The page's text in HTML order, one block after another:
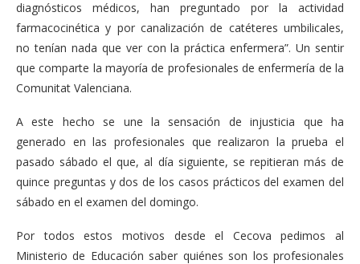
diagnósticos médicos, han preguntado por la actividad
farmacocinética y por canalización de catéteres umbilicales,
no tenían nada que ver con la práctica enfermera”. Un sentir
que comparte la mayoría de profesionales de enfermería de la
Comunitat Valenciana.
A este hecho se une la sensación de injusticia que ha
generado en las profesionales que realizaron la prueba el
pasado sábado el que, al día siguiente, se repitieran más de
quince preguntas y dos de los casos prácticos del examen del
sábado en el examen del domingo.
Por todos estos motivos desde el Cecova pedimos al
Ministerio de Educación saber quiénes son los profesionales